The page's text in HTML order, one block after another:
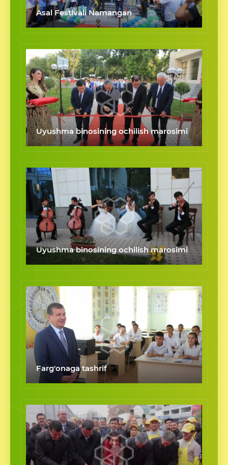
Asal Festivali Namangan
Uyushma binosining ochilish marosimi
Uyushma binosining ochilish marosimi
Farg'onaga tashrif